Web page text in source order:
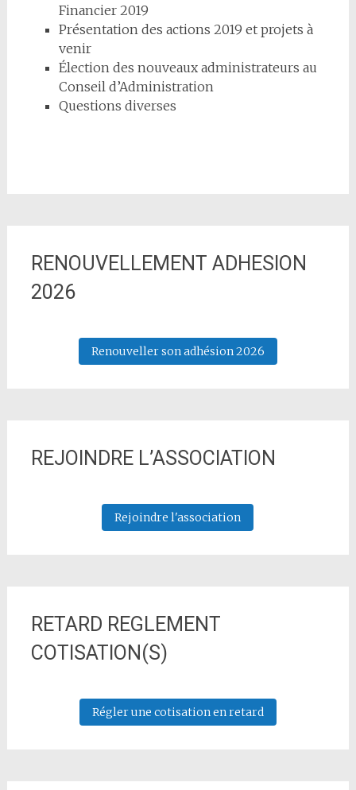
Financier 2019
Présentation des actions 2019 et projets à
venir
Élection des nouveaux administrateurs au
Conseil d’Administration
Questions diverses
RENOUVELLEMENT ADHESION
2026
Renouveller son adhésion 2026
REJOINDRE L’ASSOCIATION
Rejoindre l'association
RETARD REGLEMENT
COTISATION(S)
Régler une cotisation en retard